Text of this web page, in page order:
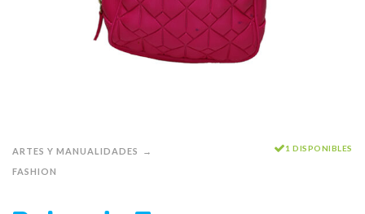
ARTES Y MANUALIDADES
FASHION
1 DISPONIBLES